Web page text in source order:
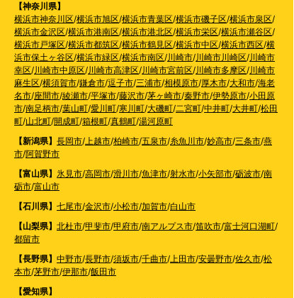
【神奈川県】
横浜市神奈川区/横浜市旭区/横浜市青葉区/横浜市磯子区/横浜市泉区/
横浜市金沢区/横浜市港南区/横浜市港北区/横浜市栄区/横浜市瀬谷区/
横浜市戸塚区/横浜市都筑区/横浜市鶴見区/横浜市中区/横浜市西区/横
浜市保土ヶ谷区/横浜市緑区/横浜市南区/川崎市/川崎市川崎区/川崎市
幸区/川崎市中原区/川崎市高津区/川崎市宮前区/川崎市多摩区/川崎市
麻生区/横須賀市/鎌倉市/逗子市/三浦市/相模原市/厚木市/大和市/海老
名市/座間市/綾瀬市/平塚市/藤沢市/茅ヶ崎市/秦野市/伊勢原市/小田原
市/南足柄市/葉山町/愛川町/寒川町/大磯町/二宮町/中井町/大井町/松田
町/山北町/開成町/箱根町/真鶴町/湯河原町
【新潟県】 長岡市/上越市/柏崎市/五泉市/糸魚川市/妙高市/三条市/燕
市/阿賀野市
【富山県】 氷見市/高岡市/滑川市/魚津市/射水市/小矢部市/砺波市/南
砺市/富山市
【石川県】 七尾市/金沢市/小松市/加賀市/白山市
【山梨県】 北杜市/甲斐市/甲府市/南アルプス市/笛吹市/富士河口湖町/
都留市
【長野県】 中野市/長野市/須坂市/千曲市/上田市/安曇野市/佐久市/松
本市/茅野市/伊那市/飯田市
【愛知県】